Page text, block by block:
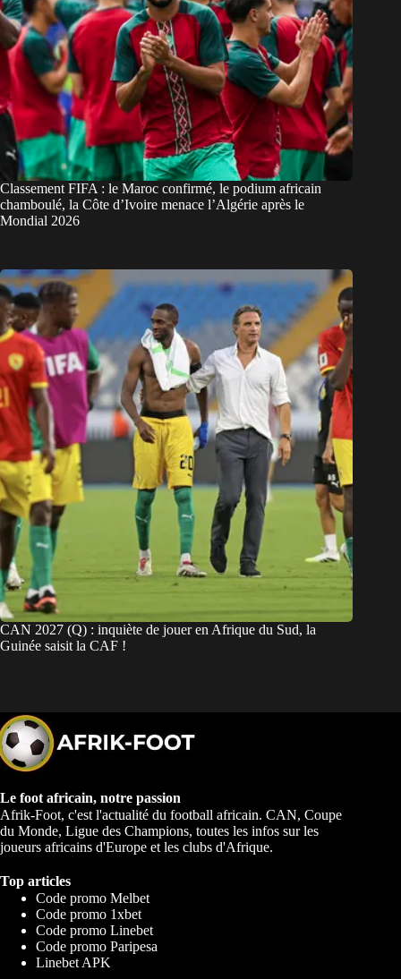
Classement FIFA : le Maroc confirmé, le podium africain
chamboulé, la Côte d’Ivoire menace l’Algérie après le
Mondial 2026
CAN 2027 (Q) : inquiète de jouer en Afrique du Sud, la
Guinée saisit la CAF !
Le foot africain, notre passion
Afrik-Foot, c'est l'actualité du football africain. CAN, Coupe
du Monde, Ligue des Champions, toutes les infos sur les
joueurs africains d'Europe et les clubs d'Afrique.
Top articles
Code promo Melbet
Code promo 1xbet
Code promo Linebet
Code promo Paripesa
Linebet APK